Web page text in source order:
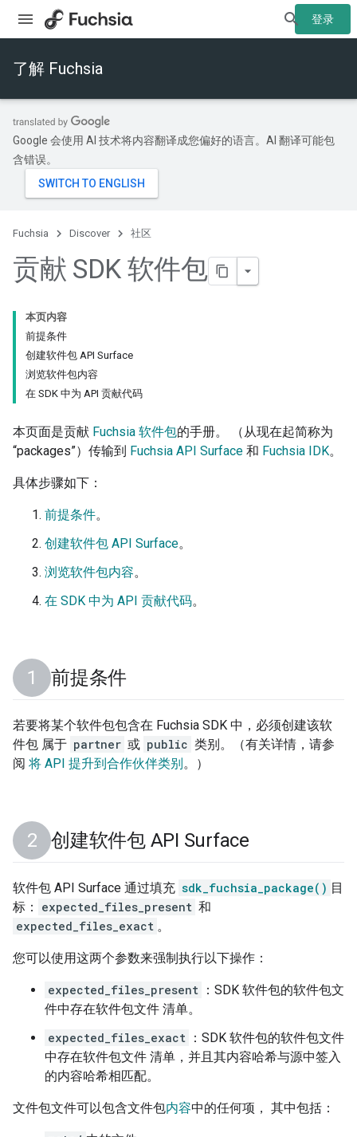
登录
了解 Fuchsia
Google 会使用 AI 技术将内容翻译成您偏好的语言。AI 翻译可能包
含错误。
Fuchsia Discover 社区
贡献 SDK 软件包
本页内容
前提条件
创建软件包 API Surface
浏览软件包内容
在 SDK 中为 API 贡献代码
本页面是贡献 Fuchsia 软件包的手册。 （从现在起简称为
“packages”）传输到 Fuchsia API Surface 和 Fuchsia IDK。
具体步骤如下：
前提条件。
创建软件包 API Surface。
浏览软件包内容。
在 SDK 中为 API 贡献代码。
前提条件
若要将某个软件包包含在 Fuchsia SDK 中，必须创建该软
件包 属于 partner 或 public 类别。（有关详情，请参
阅 将 API 提升到合作伙伴类别。）
创建软件包 API Surface
软件包 API Surface 通过填充 sdk_fuchsia_package() 目
标：
expected_files_present 和
expected_files_exact 。
您可以使用这两个参数来强制执行以下操作：
expected_files_present ：SDK 软件包的软件包文
件中存在软件包文件 清单。
expected_files_exact ：SDK 软件包的软件包文件
中存在软件包文件 清单，并且其内容哈希与源中签入
的内容哈希相匹配。
文件包文件可以包含文件包内容中的任何项， 其中包括：